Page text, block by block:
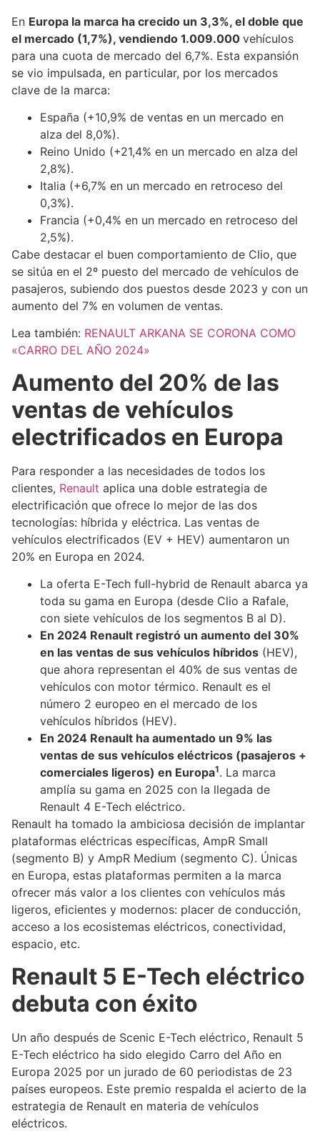
En Europa la marca ha crecido un 3,3%, el doble que
el mercado (1,7%), vendiendo 1.009.000 vehículos
para una cuota de mercado del 6,7%. Esta expansión
se vio impulsada, en particular, por los mercados
clave de la marca:
España (+10,9% de ventas en un mercado en
alza del 8,0%).
Reino Unido (+21,4% en un mercado en alza del
2,8%).
Italia (+6,7% en un mercado en retroceso del
0,3%).
Francia (+0,4% en un mercado en retroceso del
2,5%).
Cabe destacar el buen comportamiento de Clio, que
se sitúa en el 2º puesto del mercado de vehículos de
pasajeros, subiendo dos puestos desde 2023 y con un
aumento del 7% en volumen de ventas.
Lea también: RENAULT ARKANA SE CORONA COMO
«CARRO DEL AÑO 2024»
Aumento del 20% de las
ventas de vehículos
electrificados en Europa
Para responder a las necesidades de todos los
clientes, Renault aplica una doble estrategia de
electrificación que ofrece lo mejor de las dos
tecnologías: híbrida y eléctrica. Las ventas de
vehículos electrificados (EV + HEV) aumentaron un
20% en Europa en 2024.
La oferta E-Tech full-hybrid de Renault abarca ya
toda su gama en Europa (desde Clio a Rafale,
con siete vehículos de los segmentos B al D).
En 2024 Renault registró un aumento del 30%
en las ventas de sus vehículos híbridos (HEV),
que ahora representan el 40% de sus ventas de
vehículos con motor térmico. Renault es el
número 2 europeo en el mercado de los
vehículos híbridos (HEV).
En 2024 Renault ha aumentado un 9% las
ventas de sus vehículos eléctricos (pasajeros +
comerciales ligeros) en Europa1. La marca
amplía su gama en 2025 con la llegada de
Renault 4 E-Tech eléctrico.
Renault ha tomado la ambiciosa decisión de implantar
plataformas eléctricas específicas, AmpR Small
(segmento B) y AmpR Medium (segmento C). Únicas
en Europa, estas plataformas permiten a la marca
ofrecer más valor a los clientes con vehículos más
ligeros, eficientes y modernos: placer de conducción,
acceso a los ecosistemas eléctricos, conectividad,
espacio, etc.
Renault 5 E-Tech eléctrico
debuta con éxito
Un año después de Scenic E-Tech eléctrico, Renault 5
E-Tech eléctrico ha sido elegido Carro del Año en
Europa 2025 por un jurado de 60 periodistas de 23
países europeos. Este premio respalda el acierto de la
estrategia de Renault en materia de vehículos
eléctricos.